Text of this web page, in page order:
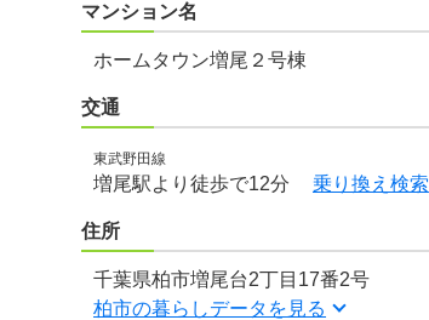
マンション名
ホームタウン増尾２号棟
交通
東武野田線
増尾駅より徒歩で12分 乗り換え検索
住所
千葉県柏市増尾台2丁目17番2号
柏市の暮らしデータを見る